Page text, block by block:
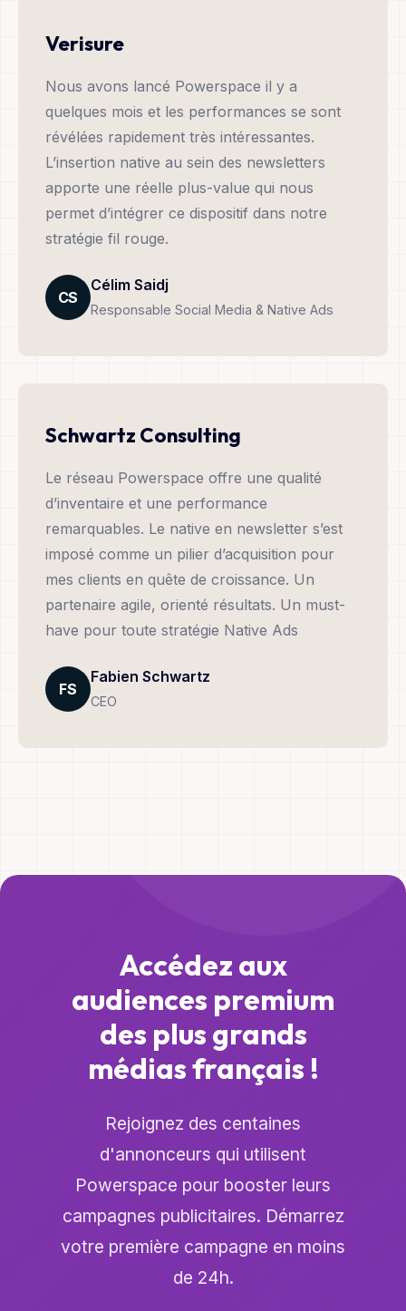
Verisure
Nous avons lancé Powerspace il y a
quelques mois et les performances se sont
révélées rapidement très intéressantes.
L’insertion native au sein des newsletters
apporte une réelle plus-value qui nous
permet d’intégrer ce dispositif dans notre
stratégie fil rouge.
CS
Célim Saidj
Responsable Social Media & Native Ads
Schwartz Consulting
Le réseau Powerspace offre une qualité
d’inventaire et une performance
remarquables. Le native en newsletter s’est
imposé comme un pilier d’acquisition pour
mes clients en quête de croissance. Un
partenaire agile, orienté résultats. Un must-
have pour toute stratégie Native Ads
FS
Fabien Schwartz
CEO
Accédez aux
audiences premium
des plus grands
médias français !
Rejoignez des centaines
d'annonceurs qui utilisent
Powerspace pour booster leurs
campagnes publicitaires. Démarrez
votre première campagne en moins
de 24h.